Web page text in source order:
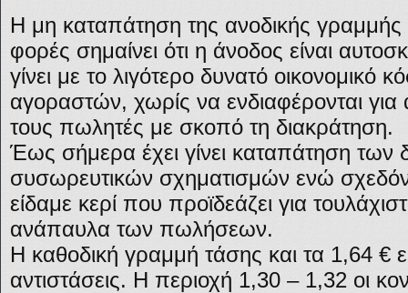
Η μη καταπάτηση της ανοδικής γραμμής
φορές σημαίνει ότι η άνοδος είναι
γίνει με το λιγότερο δυνατό
αγοραστών, χωρίς να ενδιαφέρονται
τους πωλητές με σκοπό τη διακράτηση.
Έως σήμερα έχει γίνει καταπάτηση των
συσωρευτικών σχηματισμών ενώ σχεδόν
είδαμε κερί που προϊδεάζει για
ανάπαυλα των πωλήσεων.
Η καθοδική γραμμή τάσης και τα 1,64 €
αντιστάσεις. Η περιοχή 1,30 – 1,32 οι